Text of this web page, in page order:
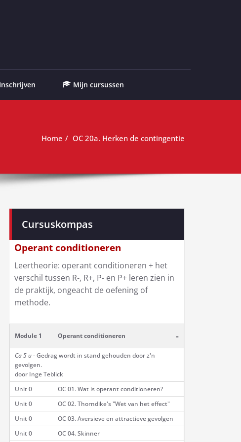
Mijn cursussen
Home OC 20a. Herken de contingentie
Cursuskompas
Operant conditioneren
Leertheorie: operant conditioneren + het
verschil tussen R-, R+, P- en P+ leren zien in
de praktijk, ongeacht de oefening of
methode.
Module 1 Operant conditioneren -
Ca 5 u- Gedrag wordt in stand gehouden door z'n
gevolgen.
door Inge Teblick
Unit 0
OC 01. Wat is operant conditioneren?
Unit 0
OC 02. Thorndike's "Wet van het effect"
Unit 0
OC 03. Aversieve en attractieve gevolgen
Unit 0
OC 04. Skinner